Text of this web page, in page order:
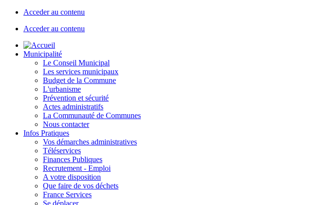
Acceder au contenu
Acceder au contenu
Municipalité
Le Conseil Municipal
Les services municipaux
Budget de la Commune
L'urbanisme
Prévention et sécurité
Actes administratifs
La Communauté de Communes
Nous contacter
Infos Pratiques
Vos démarches administratives
Téléservices
Finances Publiques
Recrutement - Emploi
A votre disposition
Que faire de vos déchets
France Services
Se déplacer